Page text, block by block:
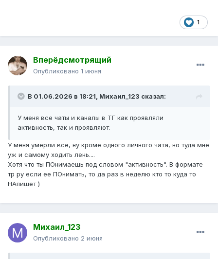
1
Вперёдсмотрящий
Опубликовано 1 июня
В 01.06.2026 в 18:21, Михаил_123 сказал:
У меня все чаты и каналы в ТГ как проявляли
активность, так и проявляют.
У меня умерли все, ну кроме одного личного чата, но туда мне
уж и самому ходить лень....
Хотя что ты ПОнимаешь под словом "активность". В формате
тр ру если ее ПОнимать, то да раз в неделю кто то куда то
НАпишет )
Михаил_123
Опубликовано 2 июня